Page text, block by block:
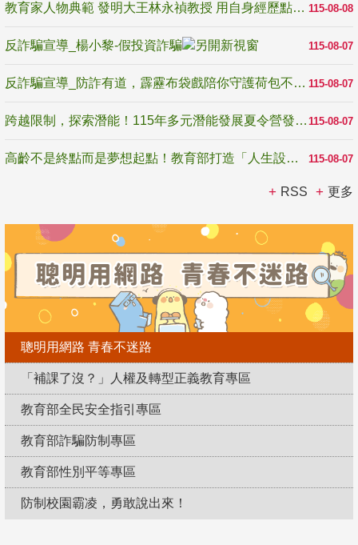
115-08-08
教育家人物典範 發明大王林永禎教授 用自身經歷點亮學生的路
115-08-07
反詐騙宣導_楊小黎-假投資詐騙
115-08-07
反詐騙宣導_防詐有道，霹靂布袋戲陪你守護荷包不受騙
115-08-07
跨越限制，探索潛能！115年多元潛能發展夏令營發掘生命無限可能
115-08-07
高齡不是終點而是夢想起點！教育部打造「人生設計夢工場」 參展第3屆高齡健康產業博覽會
RSS 更多
聰明用網路 青春不迷路
「補課了沒？」人權及轉型正義教育專區
教育部全民安全指引專區
教育部詐騙防制專區
教育部性別平等專區
防制校園霸凌，勇敢說出來！